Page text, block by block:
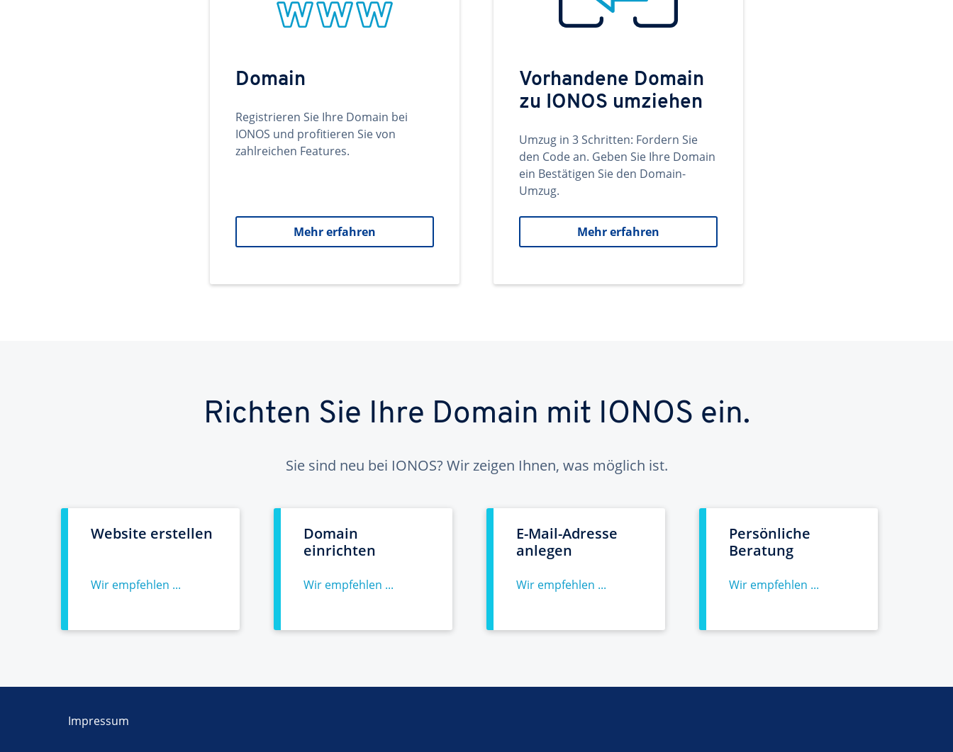
Domain
Registrieren Sie Ihre Domain bei
IONOS und profitieren Sie von
zahlreichen Features.
Mehr erfahren
Vorhandene Domain
zu IONOS umziehen
Umzug in 3 Schritten: Fordern Sie
den Code an. Geben Sie Ihre Domain
ein Bestätigen Sie den Domain-
Umzug.
Mehr erfahren
Richten Sie Ihre Domain mit IONOS ein.
Sie sind neu bei IONOS? Wir zeigen Ihnen, was möglich ist.
Website erstellen
Wir empfehlen ...
Domain
einrichten
Wir empfehlen ...
E-Mail-Adresse
anlegen
Wir empfehlen ...
Persönliche
Beratung
Wir empfehlen ...
Impressum